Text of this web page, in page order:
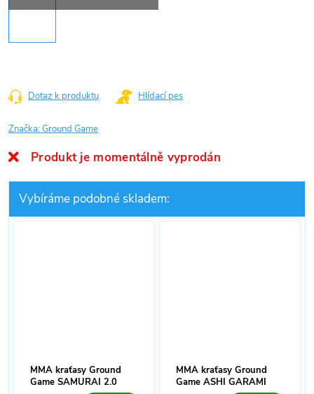
Dotaz k produktu Hlídací pes
Značka:Ground Game
Produkt je momentálně vyprodán
Vybíráme podobné skladem:
MMA kraťasy Ground
Game SAMURAI 2.0
MMA kraťasy Ground
Game ASHI GARAMI